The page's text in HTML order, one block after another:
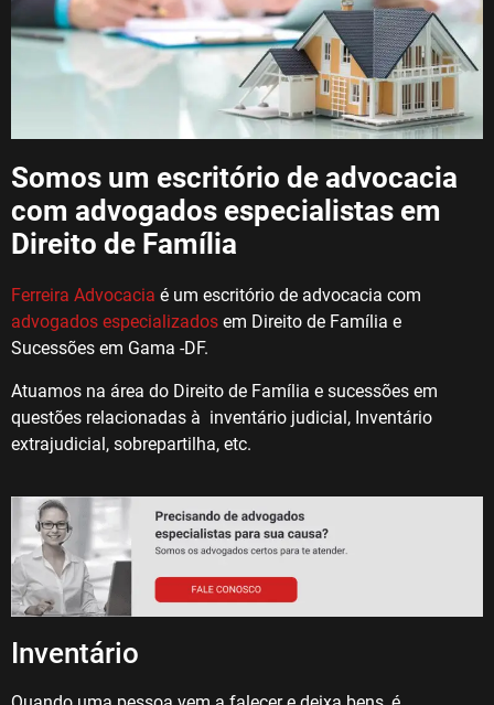
Somos um escritório de advocacia
com advogados especialistas em
Direito de Família
Ferreira Advocacia é um escritório de advocacia com
advogados especializados em Direito de Família e
Sucessões em Gama -DF.
Atuamos na área do Direito de Família e sucessões em
questões relacionadas à inventário judicial, Inventário
extrajudicial, sobrepartilha, etc.
Inventário